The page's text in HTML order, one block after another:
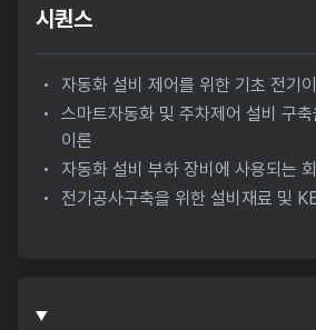
시퀀스
자동화 설비 제어를 위한 기초 전기
스마트자동화 및 주차제어 설비 구
이론
자동화 설비 부하 장비에 사용되는
전기공사구축을 위한 설비재료 및